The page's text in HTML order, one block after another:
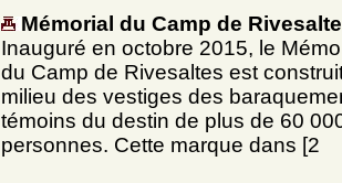
Mémorial du Camp de
Inauguré en octobre 2015, le
du Camp de Rivesaltes est
milieu des vestiges des
témoins du destin de plus de 60
personnes. Cette marque dans [2